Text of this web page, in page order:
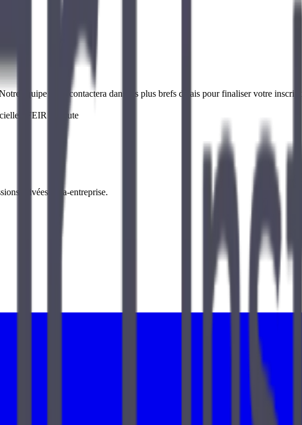
équipe vous contactera dans les plus brefs délais pour finaliser votre
SFEIR Institute
privées intra-entreprise.